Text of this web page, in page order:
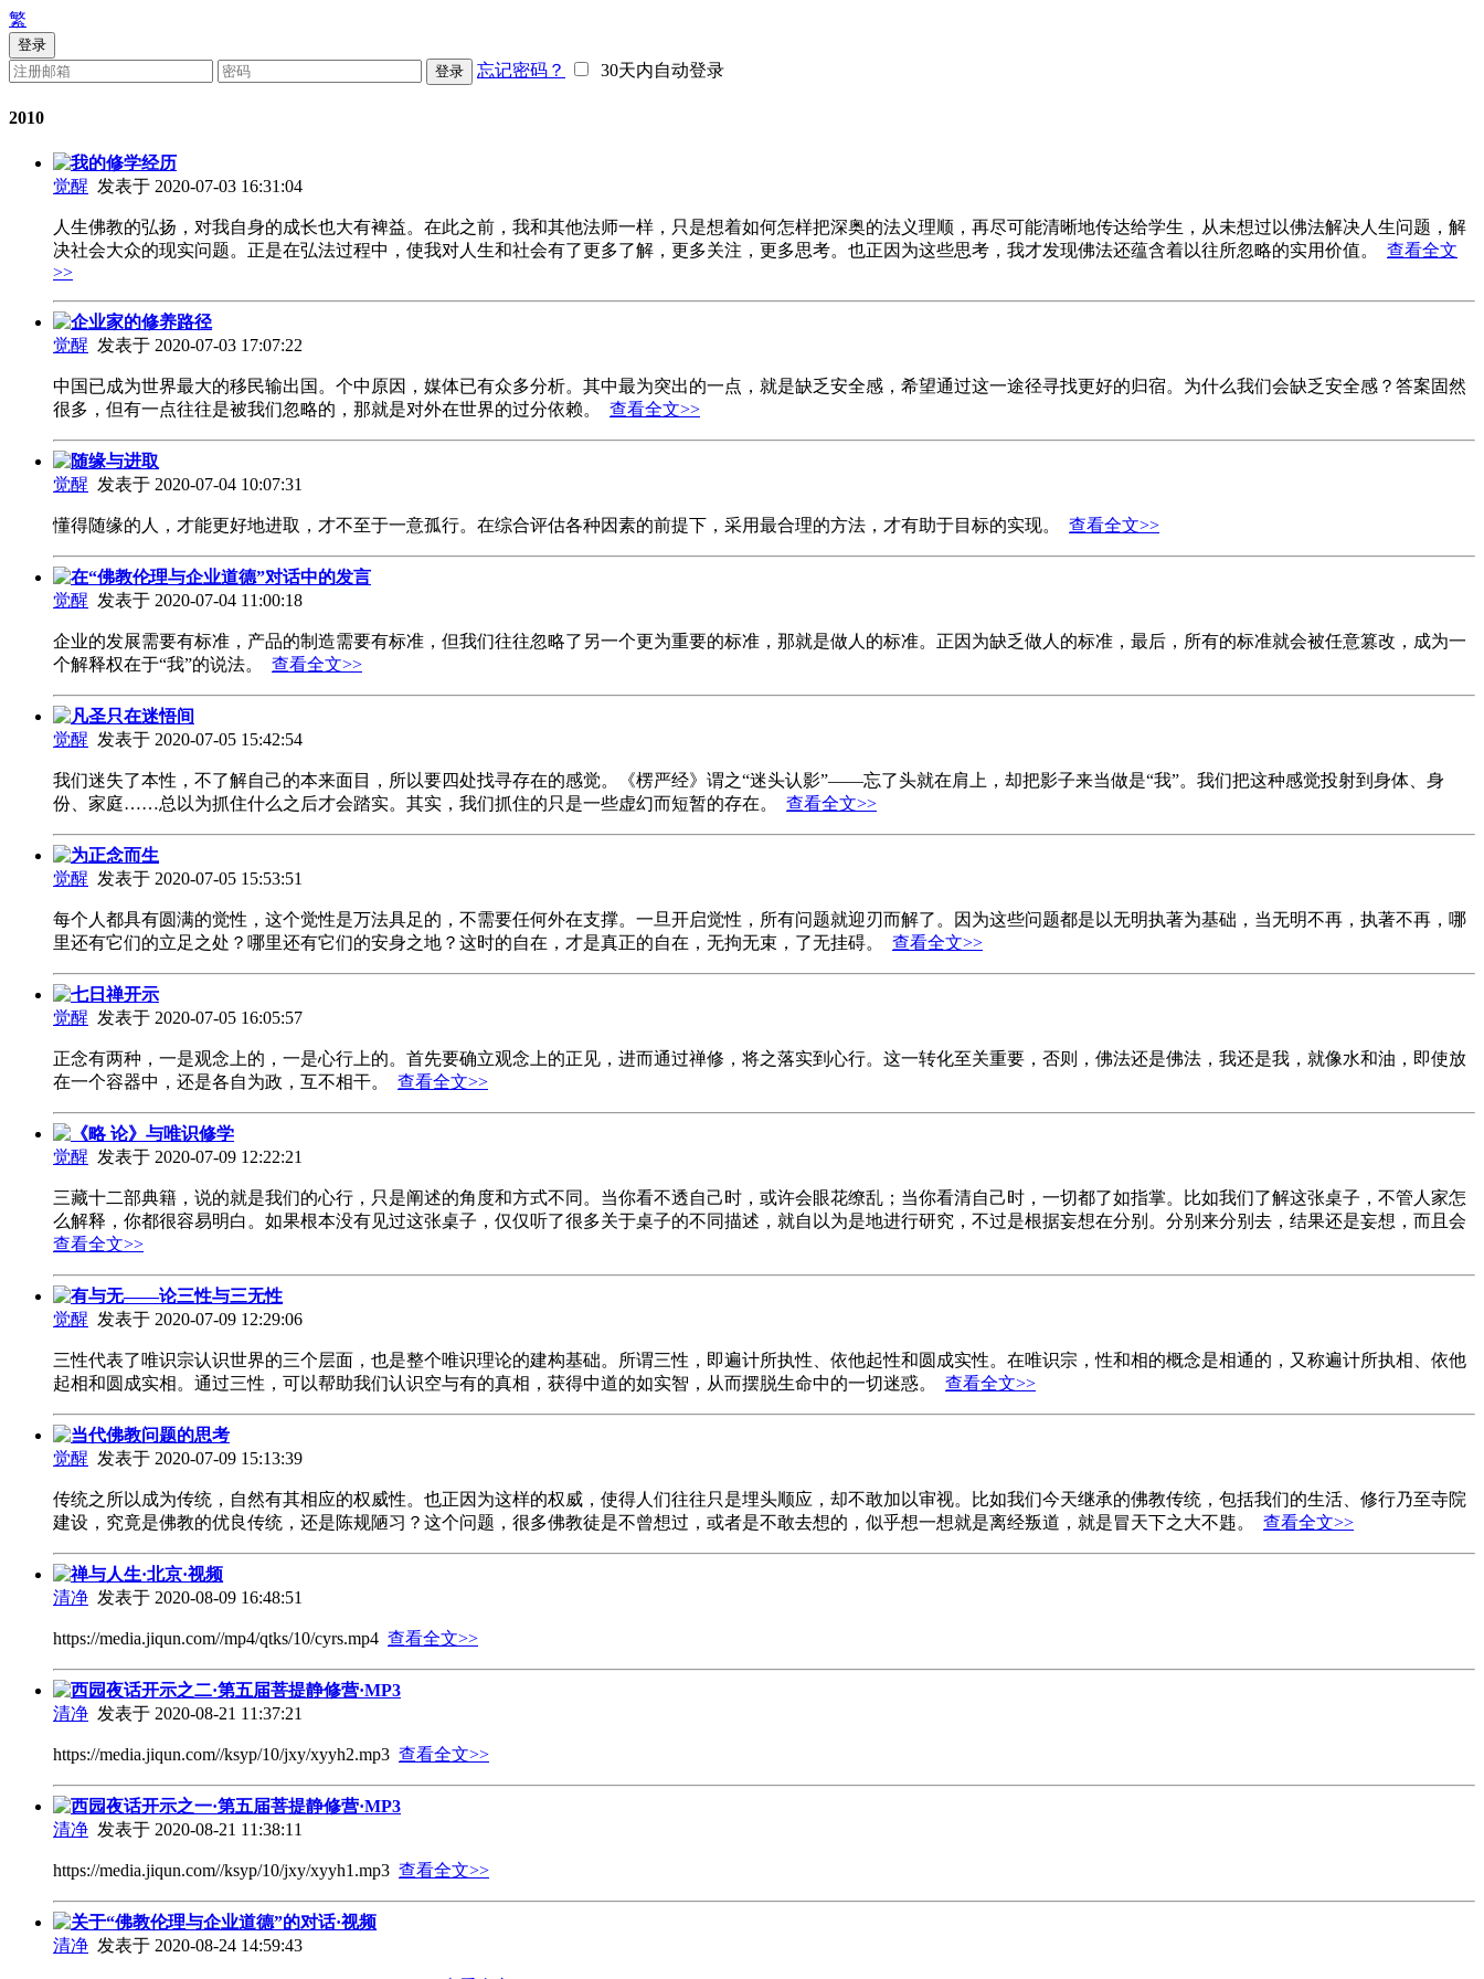
繁
登录
登录
忘记密码？ 30天内自动登录
2010
我的修学经历
觉醒 发表于 2020-07-03 16:31:04
人生佛教的弘扬，对我自身的成长也大有裨益。在此之前，我和其他法师一样，只是想着如何怎样把深奥的法义理顺，再尽可能清晰地传达给学生，从未想过以佛法解决人生问题，解
决社会大众的现实问题。正是在弘法过程中，使我对人生和社会有了更多了解，更多关注，更多思考。也正因为这些思考，我才发现佛法还蕴含着以往所忽略的实用价值。 查看全文
>>
企业家的修养路径
觉醒 发表于 2020-07-03 17:07:22
中国已成为世界最大的移民输出国。个中原因，媒体已有众多分析。其中最为突出的一点，就是缺乏安全感，希望通过这一途径寻找更好的归宿。为什么我们会缺乏安全感？答案固然
很多，但有一点往往是被我们忽略的，那就是对外在世界的过分依赖。 查看全文>>
随缘与进取
觉醒 发表于 2020-07-04 10:07:31
懂得随缘的人，才能更好地进取，才不至于一意孤行。在综合评估各种因素的前提下，采用最合理的方法，才有助于目标的实现。 查看全文>>
在“佛教伦理与企业道德”对话中的发言
觉醒 发表于 2020-07-04 11:00:18
企业的发展需要有标准，产品的制造需要有标准，但我们往往忽略了另一个更为重要的标准，那就是做人的标准。正因为缺乏做人的标准，最后，所有的标准就会被任意篡改，成为一
个解释权在于“我”的说法。 查看全文>>
凡圣只在迷悟间
觉醒 发表于 2020-07-05 15:42:54
我们迷失了本性，不了解自己的本来面目，所以要四处找寻存在的感觉。《楞严经》谓之“迷头认影”——忘了头就在肩上，却把影子来当做是“我”。我们把这种感觉投射到身体、身
份、家庭……总以为抓住什么之后才会踏实。其实，我们抓住的只是一些虚幻而短暂的存在。 查看全文>>
为正念而生
觉醒 发表于 2020-07-05 15:53:51
每个人都具有圆满的觉性，这个觉性是万法具足的，不需要任何外在支撑。一旦开启觉性，所有问题就迎刃而解了。因为这些问题都是以无明执著为基础，当无明不再，执著不再，哪
里还有它们的立足之处？哪里还有它们的安身之地？这时的自在，才是真正的自在，无拘无束，了无挂碍。 查看全文>>
七日禅开示
觉醒 发表于 2020-07-05 16:05:57
正念有两种，一是观念上的，一是心行上的。首先要确立观念上的正见，进而通过禅修，将之落实到心行。这一转化至关重要，否则，佛法还是佛法，我还是我，就像水和油，即使放
在一个容器中，还是各自为政，互不相干。 查看全文>>
《略 论》与唯识修学
觉醒 发表于 2020-07-09 12:22:21
三藏十二部典籍，说的就是我们的心行，只是阐述的角度和方式不同。当你看不透自己时，或许会眼花缭乱；当你看清自己时，一切都了如指掌。比如我们了解这张桌子，不管人家怎
么解释，你都很容易明白。如果根本没有见过这张桌子，仅仅听了很多关于桌子的不同描述，就自以为是地进行研究，不过是根据妄想在分别。分别来分别去，结果还是妄想，而且会
查看全文>>
有与无——论三性与三无性
觉醒 发表于 2020-07-09 12:29:06
三性代表了唯识宗认识世界的三个层面，也是整个唯识理论的建构基础。所谓三性，即遍计所执性、依他起性和圆成实性。在唯识宗，性和相的概念是相通的，又称遍计所执相、依他
起相和圆成实相。通过三性，可以帮助我们认识空与有的真相，获得中道的如实智，从而摆脱生命中的一切迷惑。 查看全文>>
当代佛教问题的思考
觉醒 发表于 2020-07-09 15:13:39
传统之所以成为传统，自然有其相应的权威性。也正因为这样的权威，使得人们往往只是埋头顺应，却不敢加以审视。比如我们今天继承的佛教传统，包括我们的生活、修行乃至寺院
建设，究竟是佛教的优良传统，还是陈规陋习？这个问题，很多佛教徒是不曾想过，或者是不敢去想的，似乎想一想就是离经叛道，就是冒天下之大不韪。 查看全文>>
禅与人生·北京·视频
清净 发表于 2020-08-09 16:48:51
https://media.jiqun.com//mp4/qtks/10/cyrs.mp4 查看全文>>
西园夜话开示之二·第五届菩提静修营·MP3
清净 发表于 2020-08-21 11:37:21
https://media.jiqun.com//ksyp/10/jxy/xyyh2.mp3 查看全文>>
西园夜话开示之一·第五届菩提静修营·MP3
清净 发表于 2020-08-21 11:38:11
https://media.jiqun.com//ksyp/10/jxy/xyyh1.mp3 查看全文>>
关于“佛教伦理与企业道德”的对话·视频
清净 发表于 2020-08-24 14:59:43